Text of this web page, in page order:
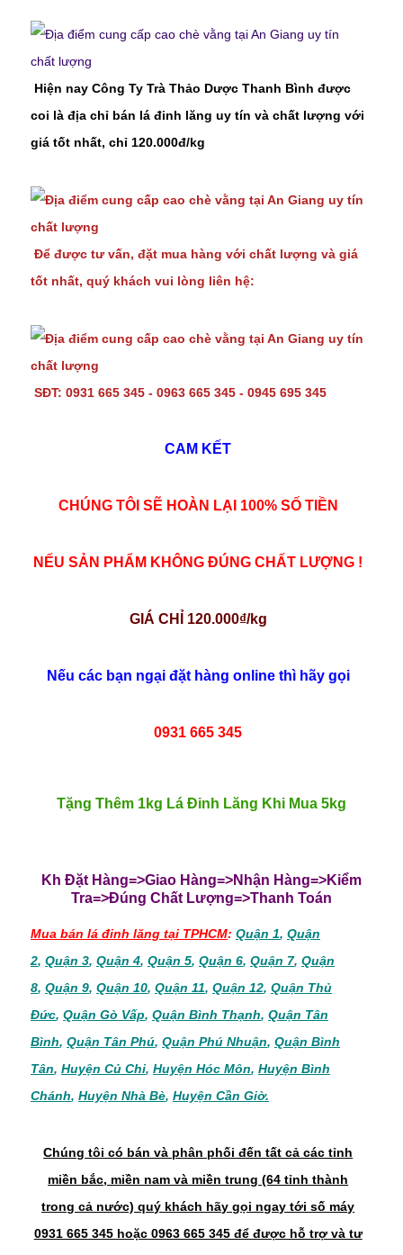
Hiện nay Công Ty Trà Thảo Dược Thanh Bình được
coi là địa chỉ bán lá đinh lăng uy tín và chất lượng với
giá tốt nhất, chỉ 120.000đ/kg
Để được tư vấn, đặt mua hàng với chất lượng và giá
tốt nhất, quý khách vui lòng liên hệ:
SĐT: 0931 665 345 - 0963 665 345 - 0945 695 345
CAM KẾT
CHÚNG TÔI SẼ HOÀN LẠI 100% SỐ TIỀN
NẾU SẢN PHẨM KHÔNG ĐÚNG CHẤT LƯỢNG !
GIÁ CHỈ 120.000₫/kg
Nếu các bạn ngại đặt hàng online thì hãy gọi
0931 665 345
Tặng Thêm 1kg Lá Đinh Lăng Khi Mua 5kg
Kh Đặt Hàng=>Giao Hàng=>Nhận Hàng=>Kiểm
Tra=>Đúng Chất Lượng=>Thanh Toán
Mua bán lá đinh lăng tại TPHCM: Quận 1, Quận
2, Quận 3, Quận 4, Quận 5, Quận 6, Quận 7, Quận
8, Quận 9, Quận 10, Quận 11, Quận 12, Quận Thủ
Đức, Quận Gò Vấp, Quận Bình Thạnh, Quận Tân
Bình, Quận Tân Phú, Quận Phú Nhuận, Quận Bình
Tân, Huyện Củ Chi, Huyện Hóc Môn, Huyện Bình
Chánh, Huyện Nhà Bè, Huyện Cần Giờ.
Chúng tôi có bán và phân phối đến tất cả các tỉnh
miền bắc, miền nam và miền trung (64 tỉnh thành
trong cả nước) quý khách hãy gọi ngay tới số máy
0931 665 345 hoặc 0963 665 345 để được hỗ trợ và tư